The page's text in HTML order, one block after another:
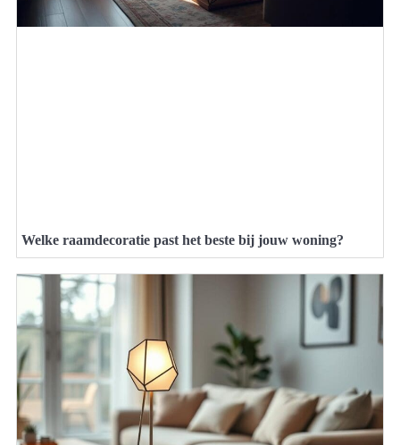
Welke raamdecoratie past het beste bij jouw woning?